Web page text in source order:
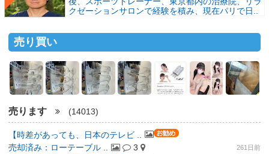
クゼーションサロンで経験を積み、現在パリで日..
売り買い
売ります (14013)
【時差があっても、日本のテレビ ..
売却済み：ローテーブル ..
3 261日前